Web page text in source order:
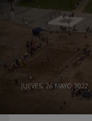
JUEVES, 26 MAYO 2022